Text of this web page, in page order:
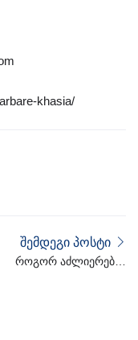
khasia/
შემდეგი პოსტი
როგორ აძლიერებენ